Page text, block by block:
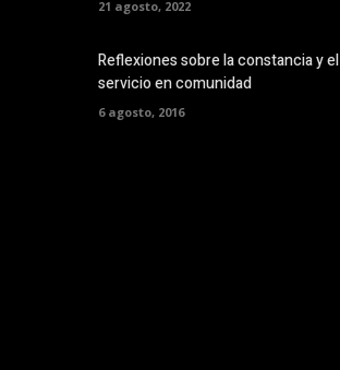
21 agosto, 2022
Reflexiones sobre la constancia y el
servicio en comunidad
6 agosto, 2016